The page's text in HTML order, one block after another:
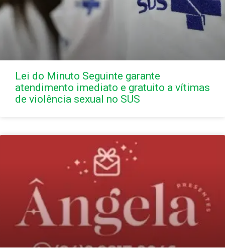
Lei do Minuto Seguinte garante
atendimento imediato e gratuito a vítimas
de violência sexual no SUS